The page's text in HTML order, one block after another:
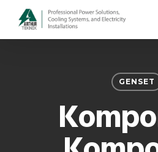
GENSET